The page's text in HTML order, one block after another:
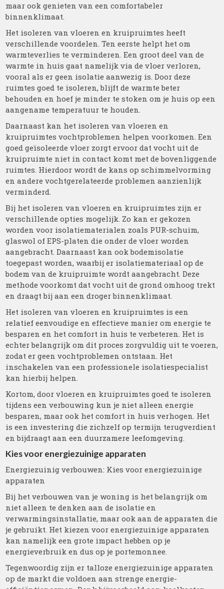
maar ook genieten van een comfortabeler
binnenklimaat.
Het isoleren van vloeren en kruipruimtes heeft
verschillende voordelen. Ten eerste helpt het om
warmteverlies te verminderen. Een groot deel van de
warmte in huis gaat namelijk via de vloer verloren,
vooral als er geen isolatie aanwezig is. Door deze
ruimtes goed te isoleren, blijft de warmte beter
behouden en hoef je minder te stoken om je huis op een
aangename temperatuur te houden.
Daarnaast kan het isoleren van vloeren en
kruipruimtes vochtproblemen helpen voorkomen. Een
goed geïsoleerde vloer zorgt ervoor dat vocht uit de
kruipruimte niet in contact komt met de bovenliggende
ruimtes. Hierdoor wordt de kans op schimmelvorming
en andere vochtgerelateerde problemen aanzienlijk
verminderd.
Bij het isoleren van vloeren en kruipruimtes zijn er
verschillende opties mogelijk. Zo kan er gekozen
worden voor isolatiematerialen zoals PUR-schuim,
glaswol of EPS-platen die onder de vloer worden
aangebracht. Daarnaast kan ook bodemisolatie
toegepast worden, waarbij er isolatiemateriaal op de
bodem van de kruipruimte wordt aangebracht. Deze
methode voorkomt dat vocht uit de grond omhoog trekt
en draagt bij aan een droger binnenklimaat.
Het isoleren van vloeren en kruipruimtes is een
relatief eenvoudige en effectieve manier om energie te
besparen en het comfort in huis te verbeteren. Het is
echter belangrijk om dit proces zorgvuldig uit te voeren,
zodat er geen vochtproblemen ontstaan. Het
inschakelen van een professionele isolatiespecialist
kan hierbij helpen.
Kortom, door vloeren en kruipruimtes goed te isoleren
tijdens een verbouwing kun je niet alleen energie
besparen, maar ook het comfort in huis verhogen. Het
is een investering die zichzelf op termijn terugverdient
en bijdraagt aan een duurzamere leefomgeving.
Kies voor energiezuinige apparaten
Energiezuinig verbouwen: Kies voor energiezuinige
apparaten
Bij het verbouwen van je woning is het belangrijk om
niet alleen te denken aan de isolatie en
verwarmingsinstallatie, maar ook aan de apparaten die
je gebruikt. Het kiezen voor energiezuinige apparaten
kan namelijk een grote impact hebben op je
energieverbruik en dus op je portemonnee.
Tegenwoordig zijn er talloze energiezuinige apparaten
op de markt die voldoen aan strenge energie-